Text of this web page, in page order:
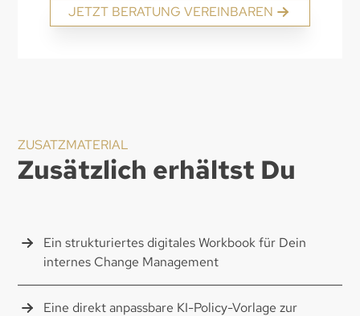
JETZT BERATUNG VEREINBAREN
ZUSATZMATERIAL
Zusätzlich erhältst Du
Ein strukturiertes digitales Workbook für Dein
internes Change Management
Eine direkt anpassbare KI-Policy-Vorlage zur